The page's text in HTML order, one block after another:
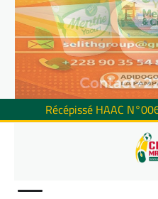
Récépissé HAAC